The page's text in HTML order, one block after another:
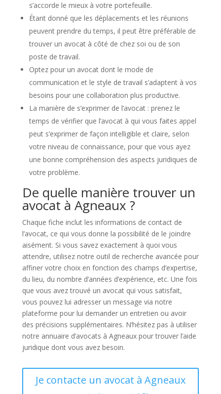
s’accorde le mieux à votre portefeuille.
Étant donné que les déplacements et les réunions
peuvent prendre du temps, il peut être préférable de
trouver un avocat à côté de chez soi ou de son
poste de travail.
Optez pour un avocat dont le mode de
communication et le style de travail s’adaptent à vos
besoins pour une collaboration plus productive.
La manière de s’exprimer de l’avocat : prenez le
temps de vérifier que l’avocat à qui vous faites appel
peut s’exprimer de façon intelligible et claire, selon
votre niveau de connaissance, pour que vous ayez
une bonne compréhension des aspects juridiques de
votre problème.
De quelle manière trouver un
avocat à Agneaux ?
Chaque fiche inclut les informations de contact de
l’avocat, ce qui vous donne la possibilité de le joindre
aisément. Si vous savez exactement à quoi vous
attendre, utilisez notre outil de recherche avancée pour
affiner votre choix en fonction des champs d’expertise,
du lieu, du nombre d’années d’expérience, etc. Une fois
que vous avez trouvé un avocat qui vous satisfait,
vous pouvez lui adresser un message via notre
plateforme pour lui demander un entretien ou avoir
des précisions supplémentaires. N’hésitez pas à utiliser
notre annuaire d’avocats à Agneaux pour trouver l’aide
juridique dont vous avez besoin.
Je contacte un avocat à Agneaux